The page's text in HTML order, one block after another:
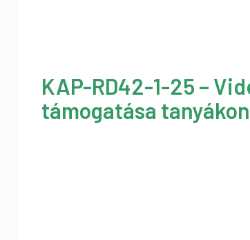
KAP-RD42-1-25 –
támogatása